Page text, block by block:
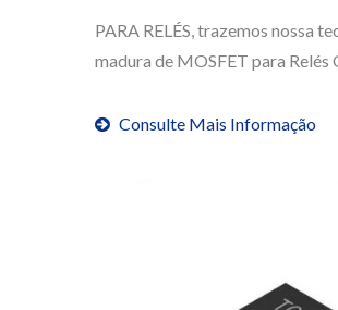
PARA RELÉS, trazemos nossa
madura de MOSFET para Relés
Consulte Mais Informação